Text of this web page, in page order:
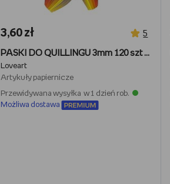
3,60 zł 5
PASKI DO QUILLINGU 3mm 120 szt - odcienie żółci i pomarańczu
Loveart
Artykuły papiernicze
Przewidywana wysyłka w 1 dzień rob.
Możliwa dostawa